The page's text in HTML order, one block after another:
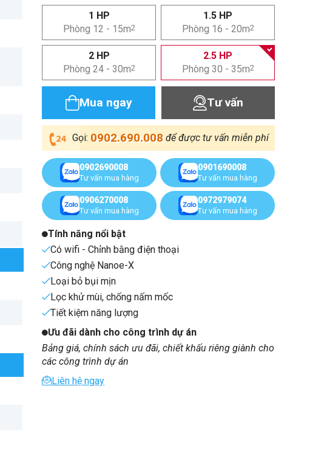
1 HP
Phòng 12 - 15m2
1.5 HP
Phòng 16 - 20m2
2 HP
Phòng 24 - 30m2
2.5 HP
Phòng 30 - 35m2
Mua ngay Tư vấn
Gọi: 0902.690.008 để được tư vấn miễn phí
0902690008
Tư vấn mua hàng
0901690008
Tư vấn mua hàng
0906270008
Tư vấn mua hàng
0972979074
Tư vấn mua hàng
Tính năng nổi bật
Có wifi - Chỉnh bằng điện thoại
Công nghệ Nanoe-X
Loại bỏ bụi mịn
Lọc khử mùi, chống nấm mốc
Tiết kiệm năng lượng
Ưu đãi dành cho công trình dự án
Bảng giá, chính sách ưu đãi, chiết khấu riêng giành cho
các công trình dự án
Liên hệ ngay